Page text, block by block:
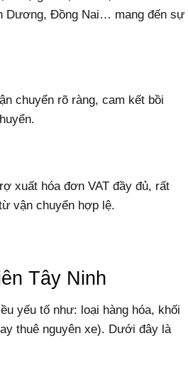
Dương, Đồng Nai… mang đến sự
chuyển rõ ràng, cam kết bồi
xuất hóa đơn VAT đầy đủ, rất
vận chuyển hợp lệ.
Tây Ninh
yếu tố như: loại hàng hóa, khối
thuê nguyên xe). Dưới đây là